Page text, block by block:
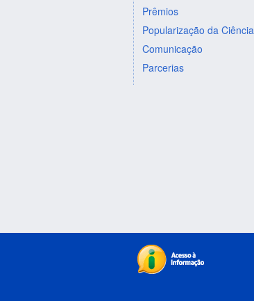
Prêmios
Popularização da Ciência
Comunicação
Parcerias